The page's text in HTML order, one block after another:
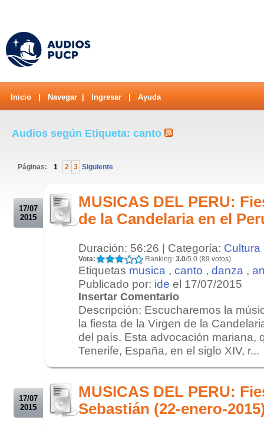
Inicio Navegar Ingresar Ayuda
Audios según Etiqueta: canto
Páginas: 1 2 3 Siguiente
17/07
2015
MUSICAS DEL PERU:
de la Candelaria en el
Duración: 56:26 | Categoría: Cultura
Vota: Ranking: 3.0/5.0 (89 votos)
Etiquetas musica , canto , danza ,
Publicado por: ide el 17/07/2015
Insertar Comentario
Descripción: Escucharemos la
la fiesta de la Virgen de la
del país. Esta advocación mariana,
Tenerife, España, en el siglo XIV, r...
17/07
2015
MUSICAS DEL PERU:
Sebastián (22-enero-